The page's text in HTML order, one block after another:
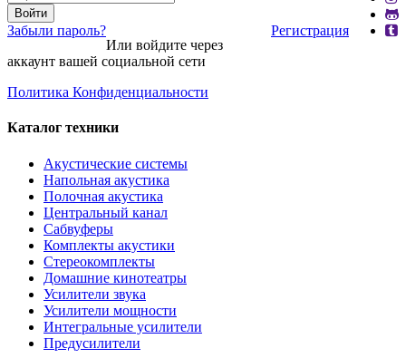
Войти
Забыли пароль?
Регистрация
Или войдите через
аккаунт вашей социальной сети
Политика Конфиденциальности
Каталог техники
Акустические системы
Напольная акустика
Полочная акустика
Центральный канал
Сабвуферы
Комплекты акустики
Стереокомплекты
Домашние кинотеатры
Усилители звука
Усилители мощности
Интегральные усилители
Предусилители